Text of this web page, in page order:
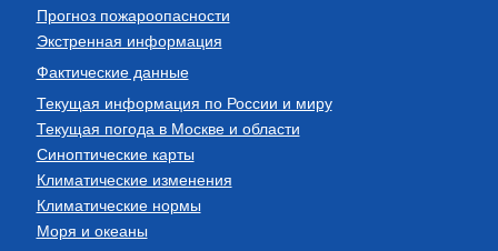
Прогноз пожароопасности
Экстренная информация
Фактические данные
Текущая информация по России и миру
Текущая погода в Москве и области
Синоптические карты
Климатические изменения
Климатические нормы
Моря и океаны